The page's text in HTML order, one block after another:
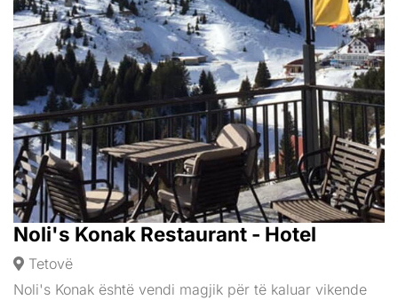
Noli's Konak Restaurant - Hotel
Tetovë
Noli's Konak është vendi magjik për të kaluar vikende